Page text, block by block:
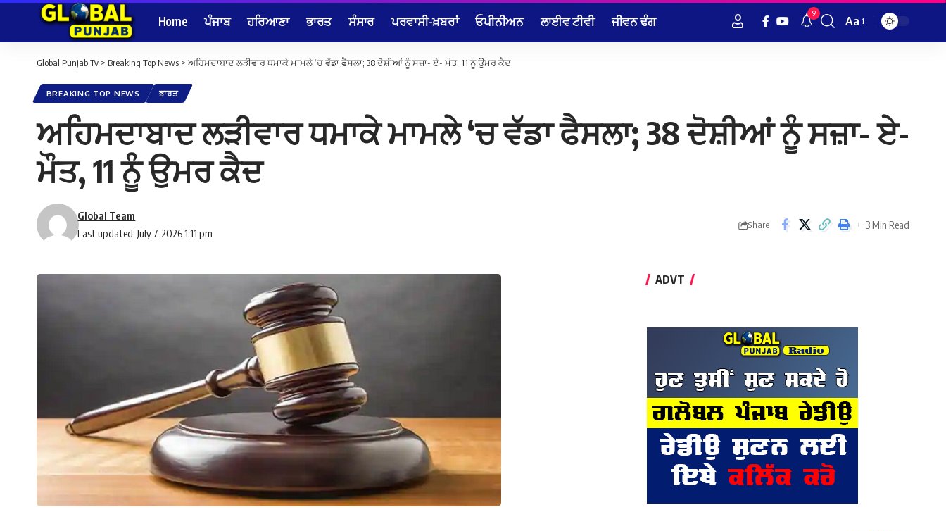
Home ਪੰਜਾਬ ਹਰਿਆਣਾ ਭਾਰਤ ਸੰਸਾਰ ਪਰਵਾਸੀ-ਖ਼ਬਰਾਂ ਓਪੀਨੀਅਨ ਲਾਈਵ ਟੀਵੀ ਜੀਵਨ ਢੰਗ 9
Font
Aa
Global Punjab Tv > Breaking Top News > ਅਹਿਮਦਾਬਾਦ ਲੜੀਵਾਰ ਧਮਾਕੇ ਮਾਮਲੇ ‘ਚ ਵੱਡਾ ਫੈਸਲਾ; 38 ਦੋਸ਼ੀਆਂ ਨੂੰ ਸਜ਼ਾ- ਏ- ਮੌਤ, 11 ਨੂੰ ਉਮਰ ਕੈਦ
BREAKING TOP NEWS ਭਾਰਤ
ਅਹਿਮਦਾਬਾਦ ਲੜੀਵਾਰ ਧਮਾਕੇ ਮਾਮਲੇ ‘ਚ ਵੱਡਾ ਫੈਸਲਾ; 38 ਦੋਸ਼ੀਆਂ ਨੂੰ ਸਜ਼ਾ- ਏ-
ਮੌਤ, 11 ਨੂੰ ਉਮਰ ਕੈਦ
Last updated: July 7, 2026 1:11 pm
Global Team
Share 3 Min Read
ADVT